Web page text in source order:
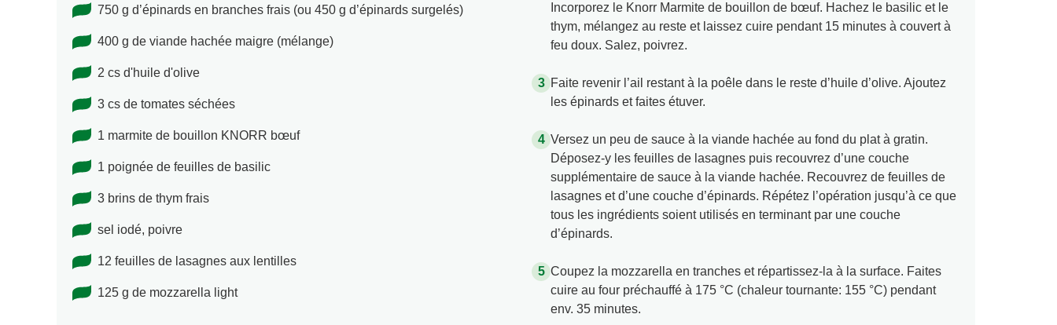
750 g d’épinards en branches frais (ou 450 g d’épinards surgelés)
400 g de viande hachée maigre (mélange)
2 cs d'huile d'olive
3 cs de tomates séchées
1 marmite de bouillon KNORR bœuf
1 poignée de feuilles de basilic
3 brins de thym frais
sel iodé, poivre
12 feuilles de lasagnes aux lentilles
125 g de mozzarella light
Incorporez le Knorr Marmite de bouillon de bœuf. Hachez le basilic et le
thym, mélangez au reste et laissez cuire pendant 15 minutes à couvert à
feu doux. Salez, poivrez.
Faite revenir l’ail restant à la poêle dans le reste d’huile d’olive. Ajoutez
les épinards et faites étuver.
Versez un peu de sauce à la viande hachée au fond du plat à gratin.
Déposez-y les feuilles de lasagnes puis recouvrez d’une couche
supplémentaire de sauce à la viande hachée. Recouvrez de feuilles de
lasagnes et d’une couche d’épinards. Répétez l’opération jusqu’à ce que
tous les ingrédients soient utilisés en terminant par une couche
d’épinards.
Coupez la mozzarella en tranches et répartissez-la à la surface. Faites
cuire au four préchauffé à 175 °C (chaleur tournante: 155 °C) pendant
env. 35 minutes.